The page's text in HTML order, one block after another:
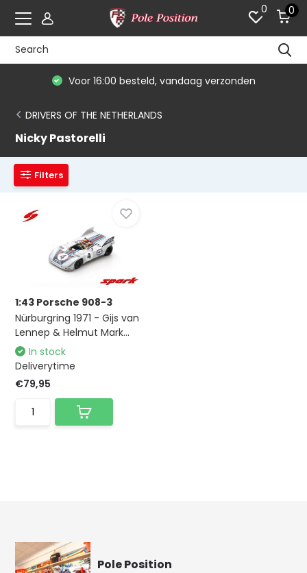
0 0
Voor 16:00 besteld, vandaag verzonden
DRIVERS OF THE NETHERLANDS
Nicky Pastorelli
Filters
1:43 Porsche 908-3
Nürburgring 1971 - Gijs van
Lennep & Helmut Mark...
In stock
Deliverytime
€79,95
Pole Position